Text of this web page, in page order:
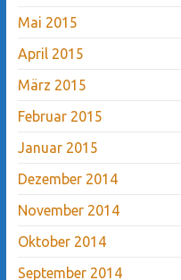
Mai 2015
April 2015
März 2015
Februar 2015
Januar 2015
Dezember 2014
November 2014
Oktober 2014
September 2014